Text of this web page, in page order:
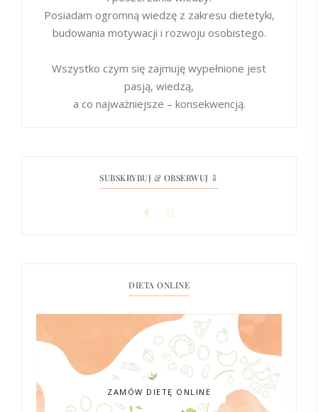
Posiadam ogromną wiedzę z zakresu dietetyki,
budowania motywacji i rozwoju osobistego.
Wszystko czym się zajmuję wypełnione jest
pasją, wiedzą,
a co najważniejsze – konsekwencją.
SUBSKRYBUJ & OBSERWUJ ⇩
DIETA ONLINE
ZAMÓW DIETĘ ONLINE